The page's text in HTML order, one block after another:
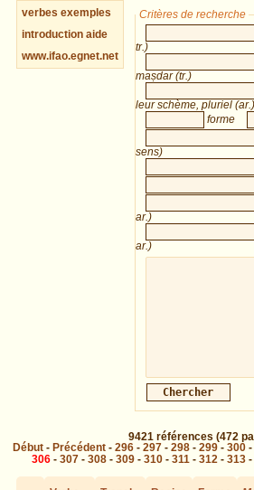
verbes exemples
introduction aide
www.ifao.egnet.net
Critères de recherche
tr.)
maṣdar (tr.)
leur schème, pluriel (ar.)
forme
sens)
ar.)
ar.)
9421 références (472
Début - Précédent - 296 - 297 - 298 - 299 - 300 -
306- 307- 308- 309- 310- 311 - 312 - 313-